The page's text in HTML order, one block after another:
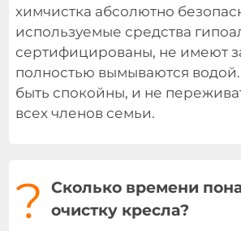
химчистка абсолютно
используемые средства
сертифицированы, не имеют
полностью вымываются
быть спокойны, и не
всех членов семьи.
?
Сколько времени
очистку кресла?